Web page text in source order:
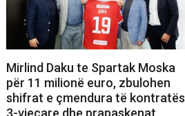
Mirlind Daku te Spartak Moska
për 11 milionë euro, zbulohen
shifrat e çmendura të kontratës
3-vjeçare dhe prapaskenat